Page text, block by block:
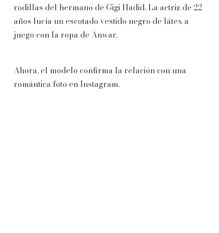
rodillas del hermano de Gigi Hadid. La actriz de 22
años lucía un escotado vestido negro de látex a
juego con la ropa de Anwar.
Ahora, el modelo confirma la relación con una
romántica foto en Instagram.